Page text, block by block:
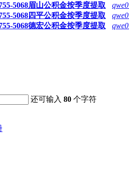
5068眉山公积金按季度提取
5068四平公积金按季度提取
5068德宏公积金按季度提取
还可输入80 个字符